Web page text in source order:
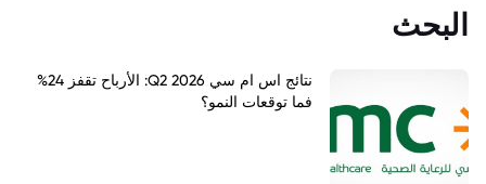
البحث
نتائج اس ام سي Q2 2026: الأرباح تقفز 24%
فما توقعات النمو؟